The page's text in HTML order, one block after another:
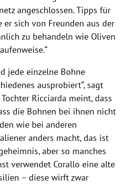
angeschlossen. Tipps für
er sich von Freunden aus der
zu behandeln wie Oliven
jede einzelne Bohne
ausprobiert“, sagt
Tochter Ricciarda meint, dass
die Bohnen bei ihnen nicht
wie bei anderen
anders macht, das ist
aber so manches
verwendet Corallo eine alte
– diese wirft zwar